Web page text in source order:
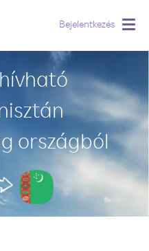
Bejelentkezés
országból